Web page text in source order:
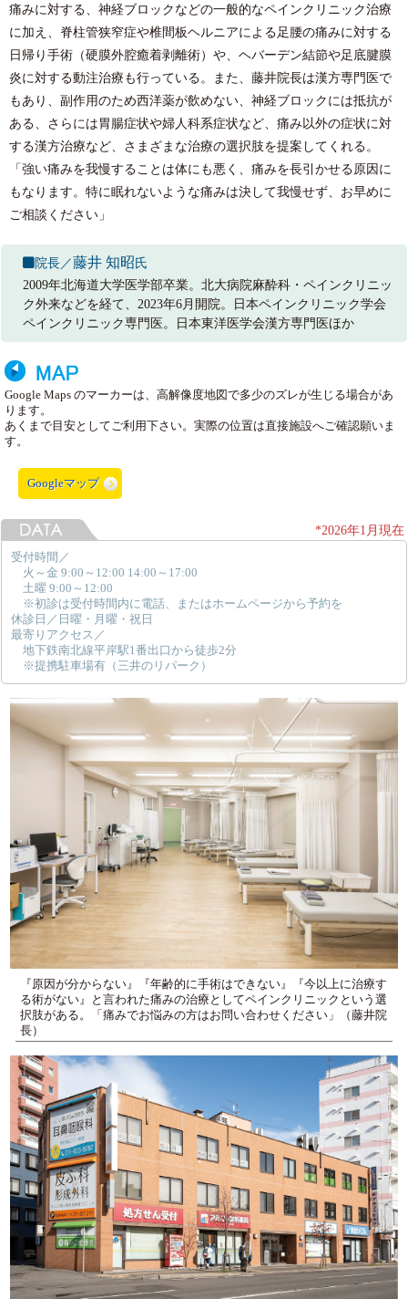
痛みに対する、神経ブロックなどの一般的なペインクリニック治療
に加え、脊柱管狭窄症や椎間板ヘルニアによる足腰の痛みに対する
日帰り手術（硬膜外腔癒着剥離術）や、ヘバーデン結節や足底腱膜
炎に対する動注治療も行っている。また、藤井院長は漢方専門医で
もあり、副作用のため西洋薬が飲めない、神経ブロックには抵抗が
ある、さらには胃腸症状や婦人科系症状など、痛み以外の症状に対
する漢方治療など、さまざまな治療の選択肢を提案してくれる。
「強い痛みを我慢することは体にも悪く、痛みを長引かせる原因に
もなります。特に眠れないような痛みは決して我慢せず、お早めに
ご相談ください」
院長／藤井 知昭氏
2009年北海道大学医学部卒業。北大病院麻酔科・ペインクリニッ
ク外来などを経て、2023年6月開院。日本ペインクリニック学会
ペインクリニック専門医。日本東洋医学会漢方専門医ほか
Google Maps のマーカーは、高解像度地図で多少のズレが生じる場合があ
ります。
あくまで目安としてご利用下さい。実際の位置は直接施設へご確認願いま
す。
Googleマップ
*2026年1月現在
受付時間／
火～金 9:00～12:00 14:00～17:00
土曜 9:00～12:00
※初診は受付時間内に電話、またはホームページから予約を
休診日／日曜・月曜・祝日
最寄りアクセス／
地下鉄南北線平岸駅1番出口から徒歩2分
※提携駐車場有（三井のリパーク）
『原因が分からない』『年齢的に手術はできない』『今以上に治療す
る術がない』と言われた痛みの治療としてペインクリニックという選
択肢がある。「痛みでお悩みの方はお問い合わせください」（藤井院
長）